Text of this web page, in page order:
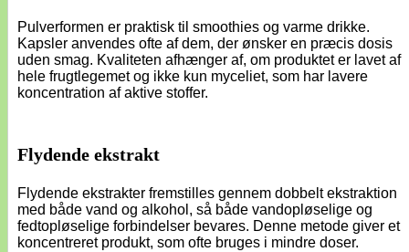
Pulverformen er praktisk til smoothies og varme drikke.
Kapsler anvendes ofte af dem, der ønsker en præcis dosis
uden smag. Kvaliteten afhænger af, om produktet er lavet af
hele frugtlegemet og ikke kun myceliet, som har lavere
koncentration af aktive stoffer.
Flydende ekstrakt
Flydende ekstrakter fremstilles gennem dobbelt ekstraktion
med både vand og alkohol, så både vandopløselige og
fedtopløselige forbindelser bevares. Denne metode giver et
koncentreret produkt, som ofte bruges i mindre doser.